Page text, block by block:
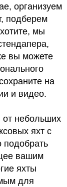
организуем
подберем
мы
вы можете
на
и видео.
небольших
яхт с
подобрать
вашим
яхты
для